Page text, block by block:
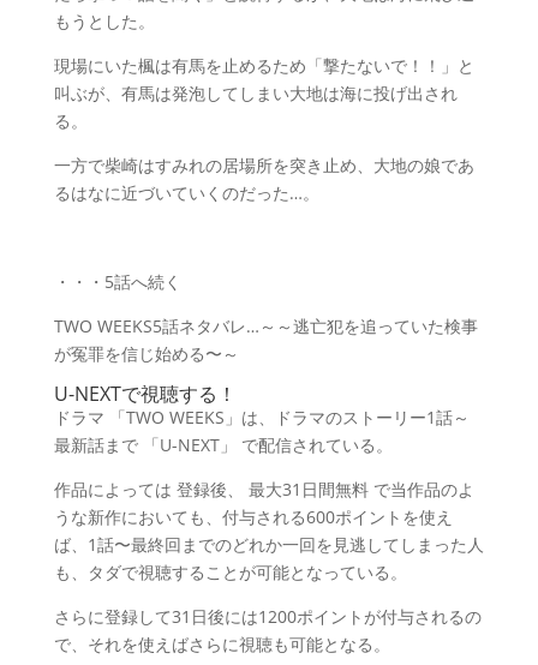
もうとした。
現場にいた楓は有馬を止めるため「撃たないで！！」と
叫ぶが、有馬は発泡してしまい大地は海に投げ出され
る。
一方で柴崎はすみれの居場所を突き止め、大地の娘であ
るはなに近づいていくのだった…。
・・・5話へ続く
TWO WEEKS5話ネタバレ…～～逃亡犯を追っていた検事
が冤罪を信じ始める〜～
U-NEXTで視聴する！
ドラマ 「TWO WEEKS」は、ドラマのストーリー1話～
最新話まで
「U-NEXT」
で配信されている。
作品によっては 登録後、 最大31日間無料で当作品のよ
うな新作においても、付与される600ポイントを使え
ば、1話〜最終回までのどれか一回を見逃してしまった人
も、タダで視聴することが可能となっている。
さらに登録して31日後には1200ポイントが付与されるの
で、それを使えばさらに視聴も可能となる。